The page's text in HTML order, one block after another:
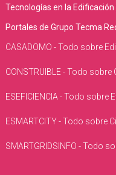
Tecnologías en la Edificación
Portales de Grupo Tecma
CASADOMO - Todo sobre
CONSTRUIBLE - Todo
ESEFICIENCIA - Todo sobre
ESMARTCITY - Todo sobre
SMARTGRIDSINFO - Todo